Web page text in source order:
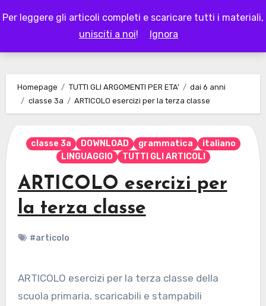
Per leggere gli articoli completi e scaricare tutti i materiali,
unisciti a noi! Ignora
to
LAPAPPADOLCE
Homepage TUTTI GLI ARGOMENTI PER ETA'
dai 6 anni
classe 3a
ARTICOLO esercizi per la terza classe
classe 3a DOWNLOAD grammatica
italiano
LINGUAGGIO
TUTTI GLI ARTICOLI
ARTICOLO esercizi per
la terza classe
#articolo
ARTICOLO esercizi per la terza classe della
scuola primaria, scaricabili e stampabili